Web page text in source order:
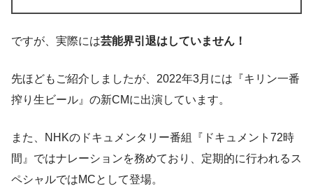
ですが、実際には芸能界引退はしていません！
先ほどもご紹介しましたが、2022年3月には『キリン一番
搾り生ビール』の新CMに出演しています。
また、NHKのドキュメンタリー番組『ドキュメント72時
間』ではナレーションを務めており、定期的に行われるス
ペシャルではMCとして登場。